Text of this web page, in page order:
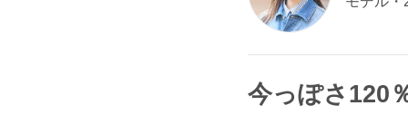
今っぽさ120